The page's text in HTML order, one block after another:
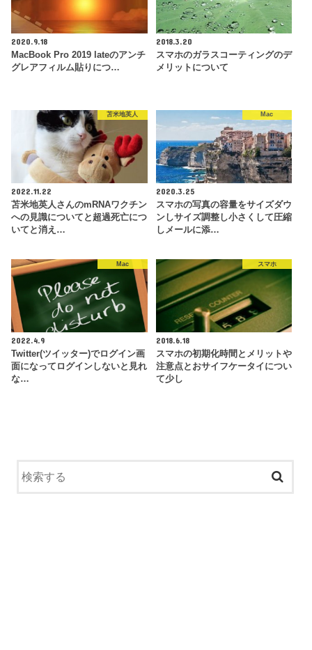
2020.9.18
MacBook Pro 2019 lateのアンチ
グレアフィルム貼りにつ…
2018.3.20
スマホのガラスコーティングのデ
メリットについて
苫米地英人
2022.11.22
苫米地英人さんのmRNAワクチン
への見識についてと超過死亡につ
いてと消え…
Mac
2020.3.25
スマホの写真の容量をサイズダウ
ンしサイズ調整し小さくして圧縮
しメールに添…
Mac
2022.4.9
Twitter(ツイッター)でログイン画
面になってログインしないと見れ
な…
スマホ
2018.6.18
スマホの初期化時間とメリットや
注意点とおサイフケータイについ
て少し